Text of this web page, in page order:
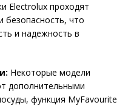
Electrolux проходят
безопасность, что
и надежность в
Некоторые модели
дополнительными
функция MyFavourite